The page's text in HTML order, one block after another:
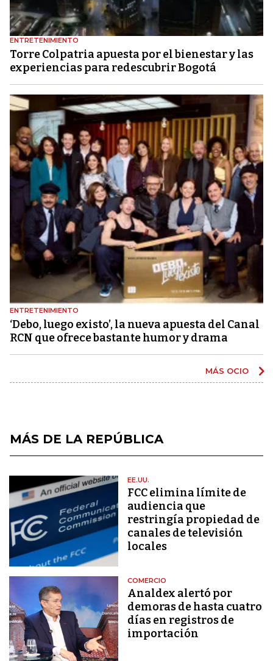
ENTRETENIMIENTO
Torre Colpatria apuesta por el bienestar y las
experiencias para redescubrir Bogotá
ENTRETENIMIENTO
‘Debo, luego existo’, la nueva apuesta del Canal
RCN que ofrece bastante humor y drama
MÁS OCIO
MÁS DE LA REPÚBLICA
EE.UU.
FCC elimina límite de
audiencia que
restringía propiedad de
canales de televisión
locales
COMERCIO
Analdex alertó por
demoras de hasta cuatro
días en registros de
importación